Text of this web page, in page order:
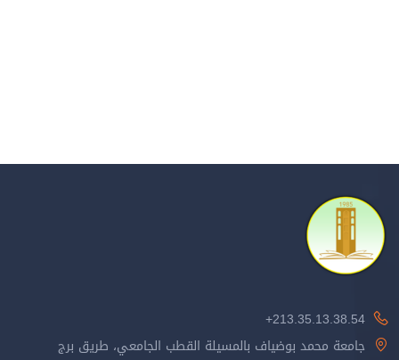
213.35.13.38.54+
جامعة محمد بوضياف بالمسيلة القطب الجامعي، طريق برج